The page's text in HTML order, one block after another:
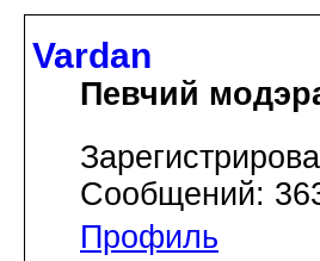
Vardan
Певчий
Сообщений:
Профиль